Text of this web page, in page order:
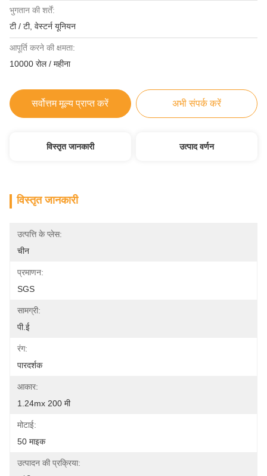
भुगतान की शर्तें:
टी / टी, वेस्टर्न यूनियन
आपूर्ति करने की क्षमता:
10000 रोल / महीना
सर्वोत्तम मूल्य प्राप्त करें अभी संपर्क करें
विस्तृत जानकारी उत्पाद वर्णन
विस्तृत जानकारी
उत्पत्ति के प्लेस:
चीन
प्रमाणन:
SGS
सामग्री:
पी.ई
रंग:
पारदर्शक
आकार:
1.24mx 200 मी
मोटाई:
50 माइक
उत्पादन की प्रक्रिया: